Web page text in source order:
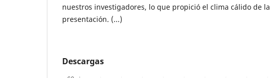
nuestros investigadores, lo que propició el clima cálido de la
presentación. (...)
Descargas